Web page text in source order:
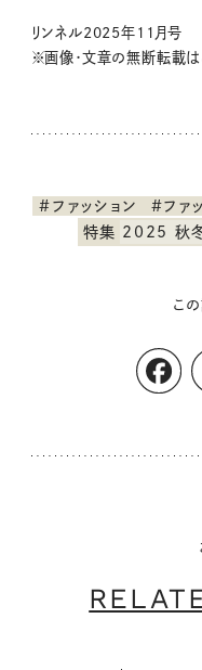
リンネル2025年11月号
※画像・文章の無断転載は
#ファッション #ファ
特集 2025 秋冬
こ